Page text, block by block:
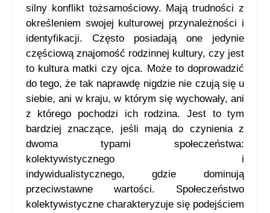
silny konflikt tożsamościowy. Mają trudności z
określeniem swojej kulturowej przynależności i
identyfikacji. Często posiadają one jedynie
częściową znajomość rodzinnej kultury, czy jest
to kultura matki czy ojca. Może to doprowadzić
do tego, że tak naprawdę nigdzie nie czują się u
siebie, ani w kraju, w którym się wychowały, ani
z którego pochodzi ich rodzina. Jest to tym
bardziej znaczące, jeśli mają do czynienia z
dwoma typami społeczeństwa:
kolektywistycznego i
indywidualistycznego, gdzie dominują
przeciwstawne wartości. Społeczeństwo
kolektywistyczne charakteryzuje się podejściem